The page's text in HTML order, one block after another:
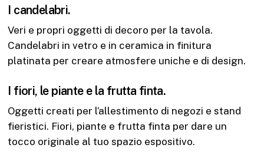
I candelabri.
Veri e propri oggetti di decoro per la tavola.
Candelabri in vetro e in ceramica in finitura
platinata per creare atmosfere uniche e di design.
I fiori, le piante e la frutta finta.
Oggetti creati per l’allestimento di negozi e stand
fieristici. Fiori, piante e frutta finta per dare un
tocco originale al tuo spazio espositivo.